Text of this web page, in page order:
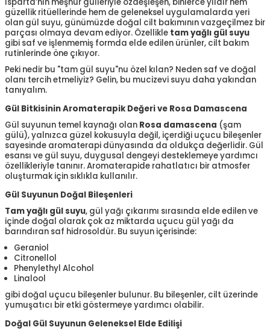
güzellik ritüellerinde hem de geleneksel uygulamalarda yeri
olan gül suyu, günümüzde doğal cilt bakımının vazgeçilmez bir
parçası olmaya devam ediyor. Özellikle tam yağlı gül suyu
gibi saf ve işlenmemiş formda elde edilen ürünler, cilt bakım
rutinlerinde öne çıkıyor.
Peki nedir bu "tam gül suyu"nu özel kılan? Neden saf ve doğal
olanı tercih etmeliyiz? Gelin, bu mucizevi suyu daha yakından
tanıyalım.
Gül Bitkisinin Aromaterapik Değeri ve Rosa Damascena
Gül suyunun temel kaynağı olan Rosa damascena (şam
gülü), yalnızca güzel kokusuyla değil, içerdiği uçucu bileşenler
sayesinde aromaterapi dünyasında da oldukça değerlidir. Gül
esansı ve gül suyu, duygusal dengeyi desteklemeye yardımcı
özellikleriyle tanınır. Aromaterapide rahatlatıcı bir atmosfer
oluşturmak için sıklıkla kullanılır.
Gül Suyunun Doğal Bileşenleri
Tam yağlı gül suyu, gül yağı çıkarımı sırasında elde edilen ve
içinde doğal olarak çok az miktarda uçucu gül yağı da
barındıran saf hidrosoldür. Bu suyun içerisinde:
Geraniol
Citronellol
Phenylethyl Alcohol
Linalool
gibi doğal uçucu bileşenler bulunur. Bu bileşenler, cilt üzerinde
yumuşatıcı bir etki göstermeye yardımcı olabilir.
Doğal Gül Suyunun Geleneksel Elde Edilişi